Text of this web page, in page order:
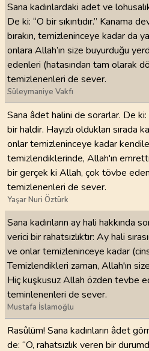
Sana kadınlardaki adet ve
De ki: “O bir sıkıntıdır.” Kanama
bırakın, temizleninceye kadar da
onlara Allah’ın size buyurduğu
edenleri (hatasından tam olarak
temizlenenleri de sever.
Süleymaniye Vakfı
Sana âdet halini de sorarlar. De ki:
bir haldir. Hayızlı oldukları sırada
onlar temizleninceye kadar
temizlendiklerinde, Allah'ın
bir gerçek ki Allah, çok tövbe
temizlenenleri de sever.
Yaşar Nuri Öztürk
Sana kadınların ay hali hakkında
verici bir rahatsızlıktır: Ay hali
ve onlar temizleninceye kadar
Temizlendikleri zaman, Allah'ın
Hiç kuşkusuz Allah özden tevbe
teminlenenleri de sever.
Mustafa İslamoğlu
Rasûlüm! Sana kadınların âdet
de: “O, rahatsızlık veren bir